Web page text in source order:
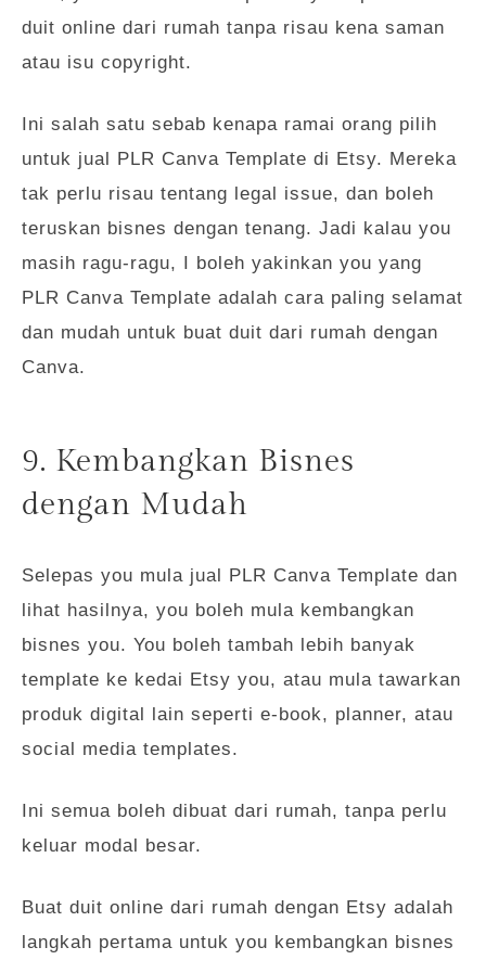
duit online dari rumah tanpa risau kena saman
atau isu copyright.
Ini salah satu sebab kenapa ramai orang pilih
untuk jual PLR Canva Template di Etsy. Mereka
tak perlu risau tentang legal issue, dan boleh
teruskan bisnes dengan tenang. Jadi kalau you
masih ragu-ragu, I boleh yakinkan you yang
PLR Canva Template adalah cara paling selamat
dan mudah untuk buat duit dari rumah dengan
Canva.
9. Kembangkan Bisnes
dengan Mudah
Selepas you mula jual PLR Canva Template dan
lihat hasilnya, you boleh mula kembangkan
bisnes you. You boleh tambah lebih banyak
template ke kedai Etsy you, atau mula tawarkan
produk digital lain seperti e-book, planner, atau
social media templates.
Ini semua boleh dibuat dari rumah, tanpa perlu
keluar modal besar.
Buat duit online dari rumah dengan Etsy adalah
langkah pertama untuk you kembangkan bisnes